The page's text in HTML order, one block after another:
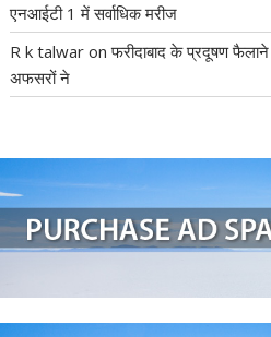
एनआईटी 1 में सर्वाधिक मरीज
R k talwar onफरीदाबाद के प्रदूषण
अफसरों ने